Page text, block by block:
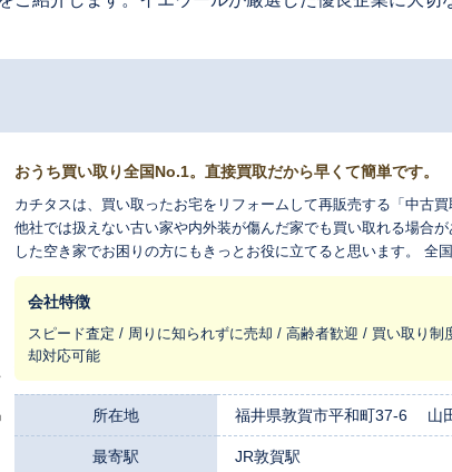
おうち買い取り全国No.1。直接買取だから早くて簡単です。
カチタスは、買い取ったお宅をリフォームして再販売する「中古
他社では扱えない古い家や内外装が傷んだ家でも買い取れる場合
した空き家でお困りの方にもきっとお役に立てると思います。 全
まれ変わらせ、長く住みつなぐお手伝いをさせてください。
会社特徴
スピード査定 / 周りに知られずに売却 / 高齢者歓迎 / 買い取り
却対応可能
所在地 福井県敦賀市平和町37-6 山
最寄駅 JR敦賀駅